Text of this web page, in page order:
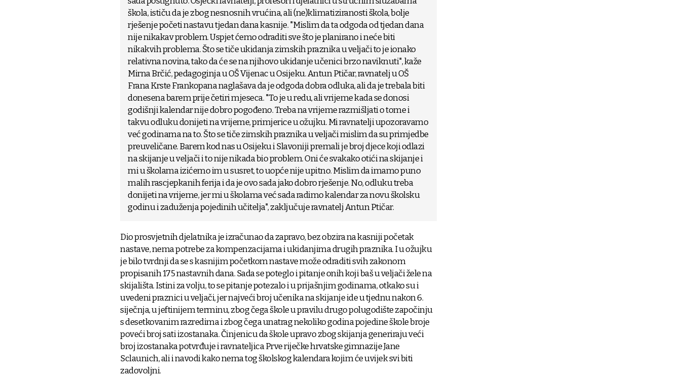
škola, ističu da je zbog nesnosnih vrućina, ali (ne)klimatiziranosti škola, bolje
rješenje početi nastavu tjedan dana kasnije. "Mislim da ta odgoda od tjedan dana
nije nikakav problem. Uspjet ćemo odraditi sve što je planirano i neće biti
nikakvih problema. Što se tiče ukidanja zimskih praznika u veljači to je ionako
relativna novina, tako da će se na njihovo ukidanje učenici brzo naviknuti", kaže
Mirna Brčić, pedagoginja u OŠ Vijenac u Osijeku. Antun Ptičar, ravnatelj u OŠ
Frana Krste Frankopana naglašava da je odgoda dobra odluka, ali da je trebala biti
donesena barem prije četiri mjeseca. "To je u redu, ali vrijeme kada se donosi
godišnji kalendar nije dobro pogođeno. Treba na vrijeme razmišljati o tome i
takvu odluku donijeti na vrijeme, primjerice u ožujku. Mi ravnatelji upozoravamo
već godinama na to. Što se tiče zimskih praznika u veljači mislim da su primjedbe
preuveličane. Barem kod nas u Osijeku i Slavoniji premali je broj djece koji odlazi
na skijanje u veljači i to nije nikada bio problem. Oni će svakako otići na skijanje i
mi u školama izićemo im u susret, to uopće nije upitno. Mislim da imamo puno
malih rascjepkanih ferija i da je ovo sada jako dobro rješenje. No, odluku treba
donijeti na vrijeme, jer mi u školama već sada radimo kalendar za novu školsku
godinu i zaduženja pojedinih učitelja", zaključuje ravnatelj Antun Ptičar.
Dio prosvjetnih djelatnika je izračunao da zapravo, bez obzira na kasniji početak
nastave, nema potrebe za kompenzacijama i ukidanjima drugih praznika. I u ožujku
je bilo tvrdnji da se s kasnijim početkom nastave može odraditi svih zakonom
propisanih 175 nastavnih dana. Sada se poteglo i pitanje onih koji baš u veljači žele na
skijališta. Istini za volju, to se pitanje potezalo i u prijašnjim godinama, otkako su i
uvedeni praznici u veljači, jer najveći broj učenika na skijanje ide u tjednu nakon 6.
siječnja, u jeftinijem terminu, zbog čega škole u pravilu drugo polugodište započinju
s desetkovanim razredima i zbog čega unatrag nekoliko godina pojedine škole broje
poveći broj sati izostanaka. Činjenicu da škole upravo zbog skijanja generiraju veći
broj izostanaka potvrđuje i ravnateljica Prve riječke hrvatske gimnazije Jane
Sclaunich, ali i navodi kako nema tog školskog kalendara kojim će uvijek svi biti
zadovoljni.